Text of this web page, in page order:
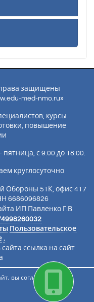
права защищены
med-nmo.ru»
курсы
повышение
с 9:00 до 18:00.
круглосуточно
Обороны 51К, офис 417
6686096826
ИП Павленко Г.В
Пользовательское
.
ссылка на сайт
на новости
вы соглашаетесь с